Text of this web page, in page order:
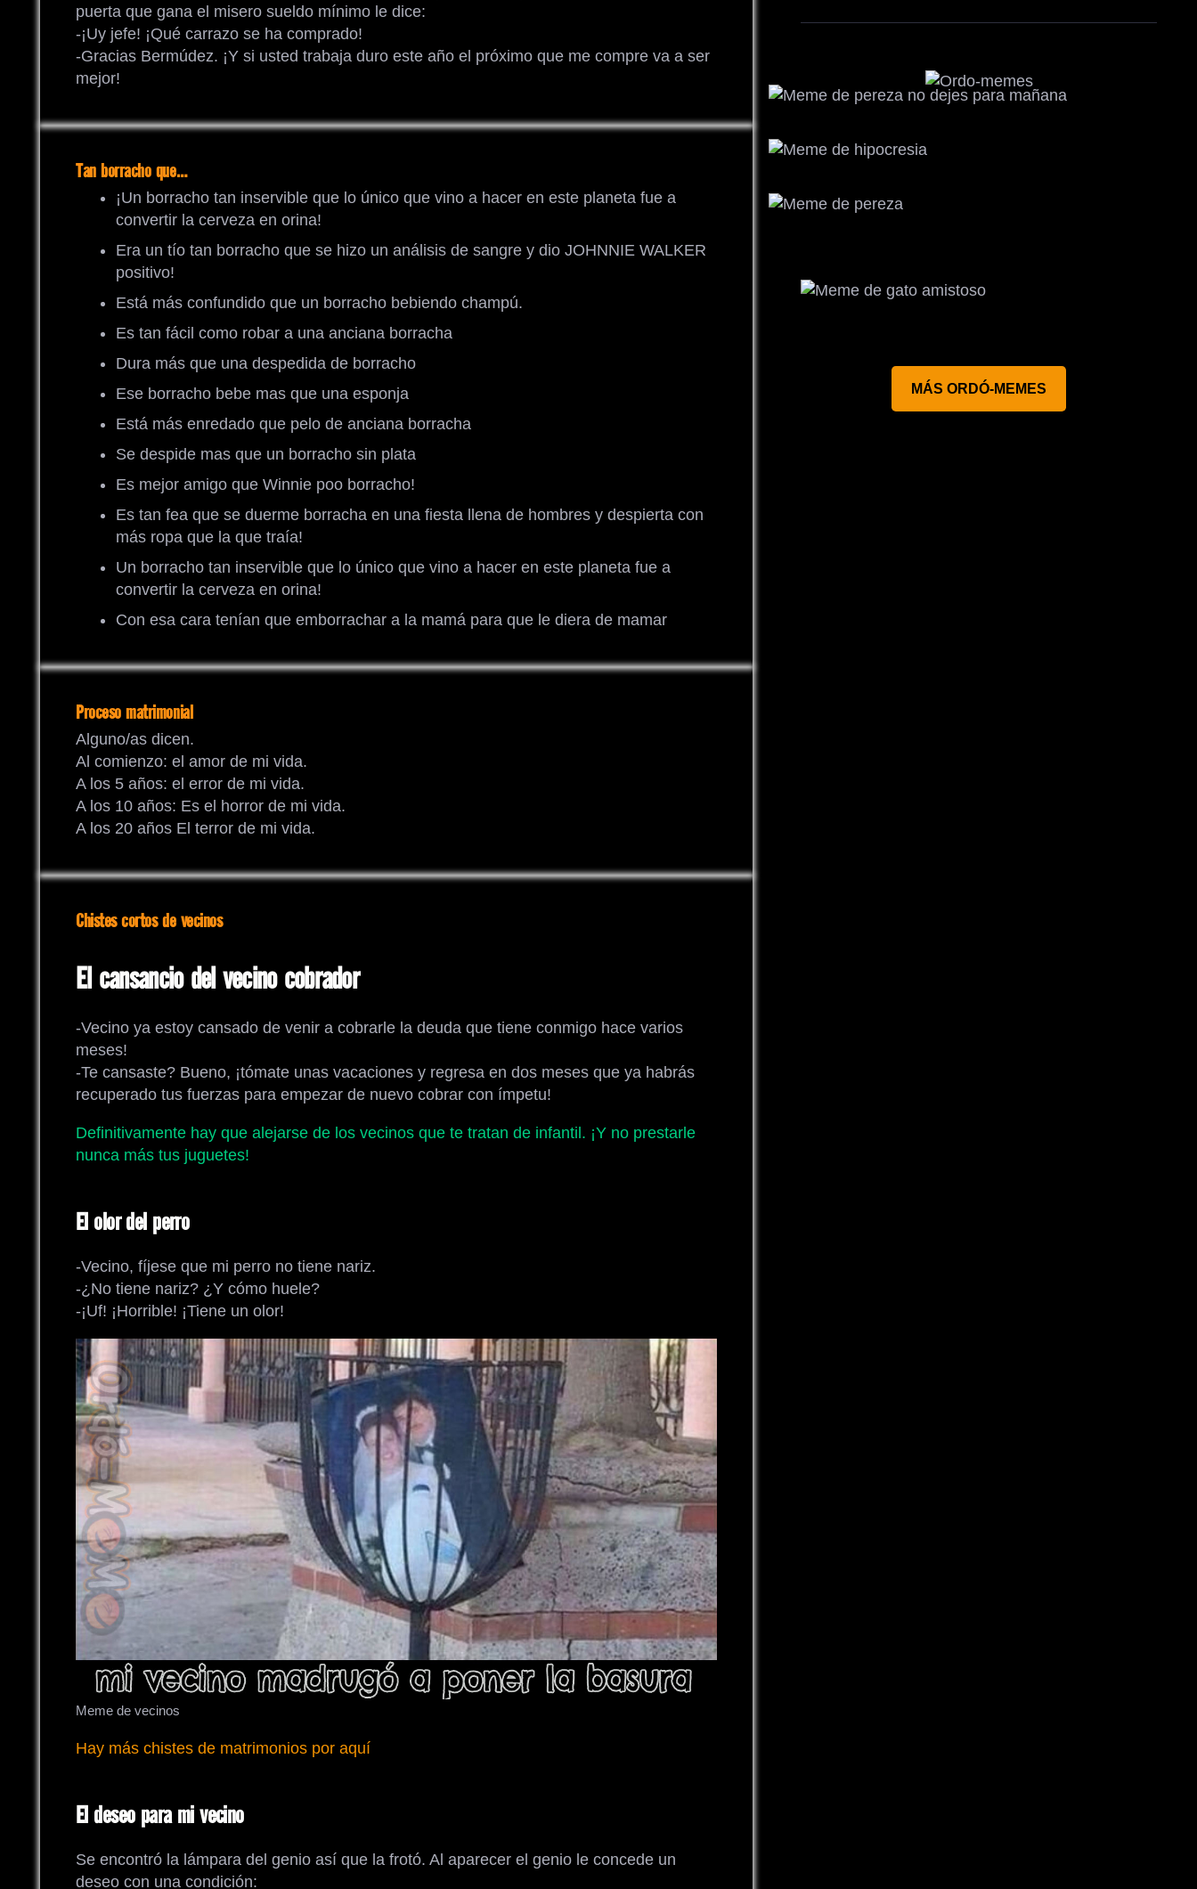
puerta que gana el misero sueldo mínimo le dice:
-¡Uy jefe! ¡Qué carrazo se ha comprado!
-Gracias Bermúdez. ¡Y si usted trabaja duro este año el próximo que me compre va a ser
mejor!
Tan borracho que…
¡Un borracho tan inservible que lo único que vino a hacer en este planeta fue a
convertir la cerveza en orina!
Era un tío tan borracho que se hizo un análisis de sangre y dio JOHNNIE WALKER
positivo!
Está más confundido que un borracho bebiendo champú.
Es tan fácil como robar a una anciana borracha
Dura más que una despedida de borracho
Ese borracho bebe mas que una esponja
Está más enredado que pelo de anciana borracha
Se despide mas que un borracho sin plata
Es mejor amigo que Winnie poo borracho!
Es tan fea que se duerme borracha en una fiesta llena de hombres y despierta con
más ropa que la que traía!
Un borracho tan inservible que lo único que vino a hacer en este planeta fue a
convertir la cerveza en orina!
Con esa cara tenían que emborrachar a la mamá para que le diera de mamar
Proceso matrimonial
Alguno/as dicen.
Al comienzo: el amor de mi vida.
A los 5 años: el error de mi vida.
A los 10 años: Es el horror de mi vida.
A los 20 años El terror de mi vida.
Chistes cortos de vecinos
El cansancio del vecino cobrador
-Vecino ya estoy cansado de venir a cobrarle la deuda que tiene conmigo hace varios
meses!
-Te cansaste? Bueno, ¡tómate unas vacaciones y regresa en dos meses que ya habrás
recuperado tus fuerzas para empezar de nuevo cobrar con ímpetu!
Definitivamente hay que alejarse de los vecinos que te tratan de infantil. ¡Y no prestarle
nunca más tus juguetes!
El olor del perro
-Vecino, fíjese que mi perro no tiene nariz.
-¿No tiene nariz? ¿Y cómo huele?
-¡Uf! ¡Horrible! ¡Tiene un olor!
Meme de vecinos
Hay más chistes de matrimonios por aquí
El deseo para mi vecino
Se encontró la lámpara del genio así que la frotó. Al aparecer el genio le concede un
deseo con una condición:
MÁS ORDÓ-MEMES